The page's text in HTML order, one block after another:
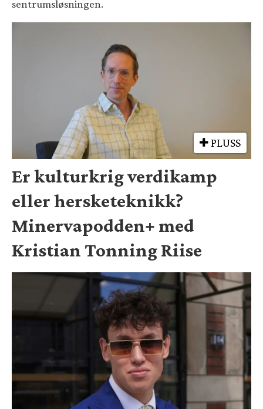
sentrumsløsningen.
PLUSS
Er kulturkrig verdikamp
eller hersketeknikk?
Minervapodden+ med
Kristian Tonning Riise